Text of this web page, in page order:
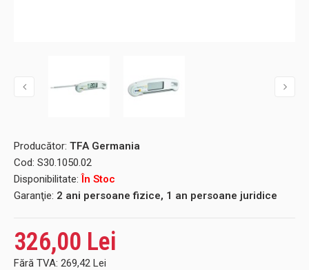
Producător: TFA Germania
Cod: S30.1050.02
Disponibilitate: În Stoc
Garanţie: 2 ani persoane fizice, 1 an persoane juridice
326,00 Lei
Fără TVA: 269,42 Lei